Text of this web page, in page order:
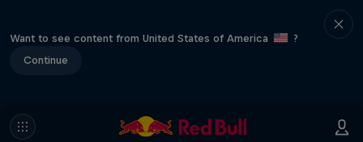
Want to see content from United States of America
?
Continue